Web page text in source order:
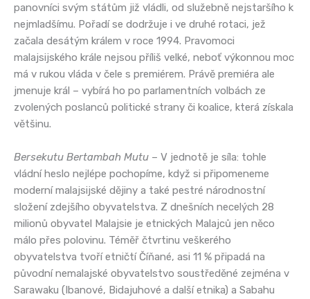
panovníci svým státům již vládli, od služebně nejstaršího k
nejmladšímu. Pořadí se dodržuje i ve druhé rotaci, jež
začala desátým králem v roce 1994. Pravomoci
malajsijského krále nejsou příliš velké, neboť výkonnou moc
má v rukou vláda v čele s premiérem. Právě premiéra ale
jmenuje král – vybírá ho po parlamentních volbách ze
zvolených poslanců politické strany či koalice, která získala
většinu.
Bersekutu Bertambah Mutu – V jednotě je síla: tohle
vládní heslo nejlépe pochopíme, když si připomeneme
moderní malajsijské dějiny a také pestré národnostní
složení zdejšího obyvatelstva. Z dnešních necelých 28
milionů obyvatel Malajsie je etnických Malajců jen něco
málo přes polovinu. Téměř čtvrtinu veškerého
obyvatelstva tvoří etničtí Číňané, asi 11 % připadá na
původní nemalajské obyvatelstvo soustředěné zejména v
Sarawaku (Ibanové, Bidajuhové a další etnika) a Sabahu